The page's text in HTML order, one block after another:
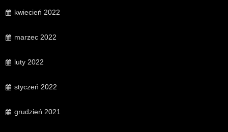
kwiecień 2022
marzec 2022
luty 2022
styczeń 2022
grudzień 2021